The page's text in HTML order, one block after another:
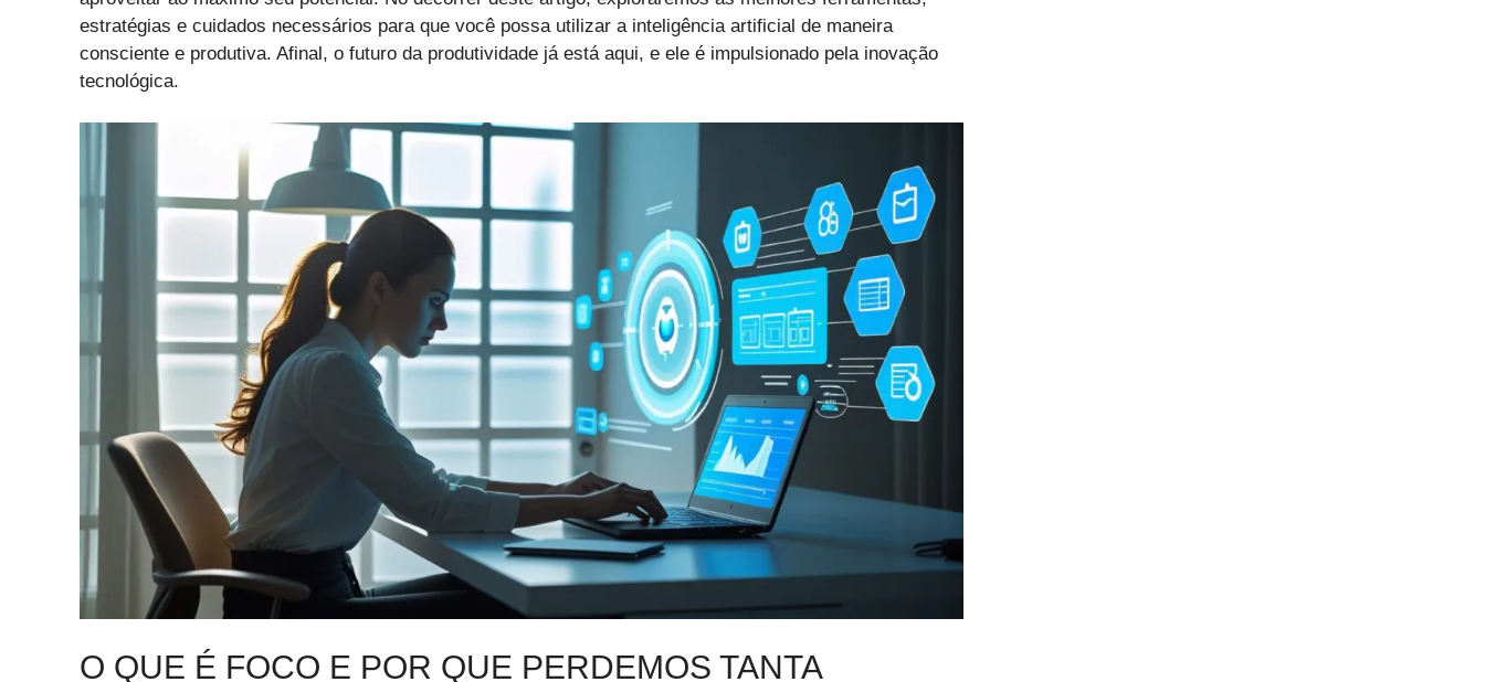
estratégias e cuidados necessários para que você possa utilizar a inteligência artificial de maneira
consciente e produtiva. Afinal, o futuro da produtividade já está aqui, e ele é impulsionado pela inovação
tecnológica.
O QUE É FOCO E POR QUE PERDEMOS TANTA